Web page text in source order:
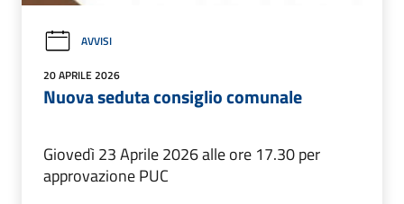
AVVISI
20 APRILE 2026
Nuova seduta consiglio comunale
Giovedì 23 Aprile 2026 alle ore 17.30 per
approvazione PUC